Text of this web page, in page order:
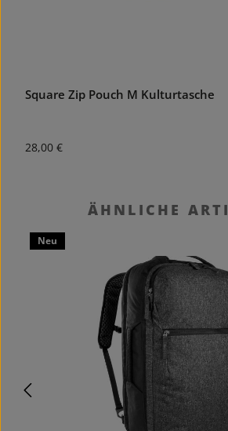
Square Zip Pouch M Kulturtasche
Regulärer Preis:
28,00 €
Produktgalerie überspringen
ÄHNLICHE
Neu